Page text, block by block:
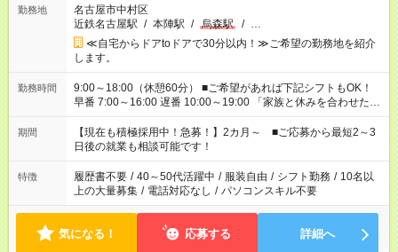
勤務地
名古屋市中村区
近鉄名古屋駅 / 本陣駅 / 烏森駅 / …
≪自宅からドアtoドアで30分以内！≫ご希望の勤務地を紹介
します。
勤務時間
9:00～18:00（休憩60分） ■ご希望があれば下記シフトもOK！
早番 7:00～16:00 遅番 10:00～19:00 「家族と休みを合わせた
い」 「余裕を持って夕飯の準備がしたい」 「できれば残業はし
たくない」 など、ご希望を教えてくださいね。 ※Wワーク希望
の方へ 今ご覧のお仕事で希望する勤務時間と、もう1つのお仕事
の勤務時間。 合計で週40時間を超える場合は応募できません。
期間
【現在も積極採用中！急募！】2カ月～ ■ご応募から最短2～3
日後の就業も相談可能です！
特徴 履歴書不要 / 40～50代活躍中 / 服装自由 / シフト勤務 / 10名以
上の大量募集 / 電話対応なし / パソコンスキル不要
気になる！ 応募する 詳細へ